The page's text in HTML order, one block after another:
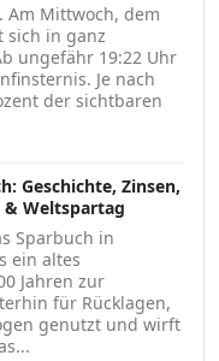
Am Mittwoch, dem
sich in ganz
ungefähr 19:22 Uhr
Je nach
der sichtbaren
Geschichte, Zinsen,
Weltspartag
Sparbuch in
ein altes
Jahren zur
für Rücklagen,
genutzt und wirft